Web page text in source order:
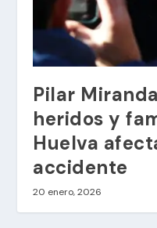
Pilar
heridos y
Huelva
accidente
20 enero, 2026